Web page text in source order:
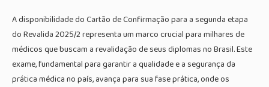
A disponibilidade do Cartão de Confirmação para a segunda etapa
do Revalida 2025/2 representa um marco crucial para milhares de
médicos que buscam a revalidação de seus diplomas no Brasil. Este
exame, fundamental para garantir a qualidade e a segurança da
prática médica no país, avança para sua fase prática, onde os